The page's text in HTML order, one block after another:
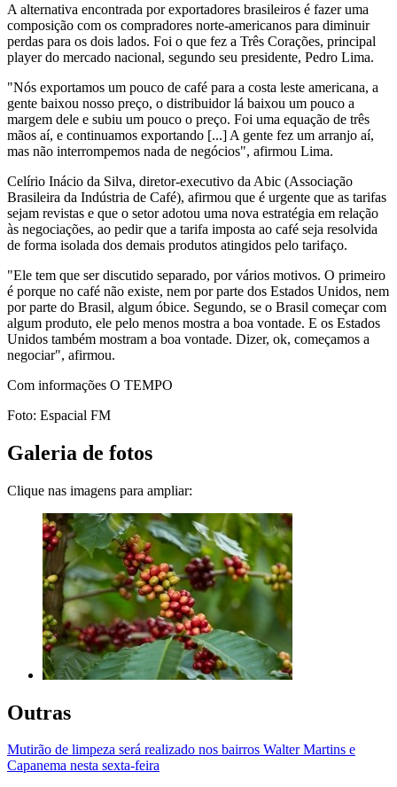
A alternativa encontrada por exportadores brasileiros é fazer uma
composição com os compradores norte-americanos para diminuir
perdas para os dois lados. Foi o que fez a Três Corações, principal
player do mercado nacional, segundo seu presidente, Pedro Lima.
"Nós exportamos um pouco de café para a costa leste americana, a
gente baixou nosso preço, o distribuidor lá baixou um pouco a
margem dele e subiu um pouco o preço. Foi uma equação de três
mãos aí, e continuamos exportando [...] A gente fez um arranjo aí,
mas não interrompemos nada de negócios", afirmou Lima.
Celírio Inácio da Silva, diretor-executivo da Abic (Associação
Brasileira da Indústria de Café), afirmou que é urgente que as tarifas
sejam revistas e que o setor adotou uma nova estratégia em relação
às negociações, ao pedir que a tarifa imposta ao café seja resolvida
de forma isolada dos demais produtos atingidos pelo tarifaço.
"Ele tem que ser discutido separado, por vários motivos. O primeiro
é porque no café não existe, nem por parte dos Estados Unidos, nem
por parte do Brasil, algum óbice. Segundo, se o Brasil começar com
algum produto, ele pelo menos mostra a boa vontade. E os Estados
Unidos também mostram a boa vontade. Dizer, ok, começamos a
negociar", afirmou.
Com informações O TEMPO
Foto: Espacial FM
Galeria de fotos
Clique nas imagens para ampliar:
Outras
Mutirão de limpeza será realizado nos bairros Walter Martins e
Capanema nesta sexta-feira